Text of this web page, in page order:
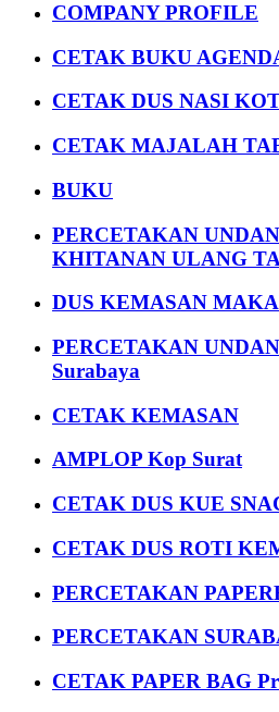
COMPANY PROFILE
CETAK BUKU
CETAK DUS NASI
CETAK MAJALAH
BUKU
PERCETAKAN
KHITANAN ULANG
DUS KEMASAN
PERCETAKAN
Surabaya
CETAK KEMASAN
AMPLOP Kop Surat
CETAK DUS KUE
CETAK DUS ROTI
PERCETAKAN
PERCETAKAN
CETAK PAPER BAG